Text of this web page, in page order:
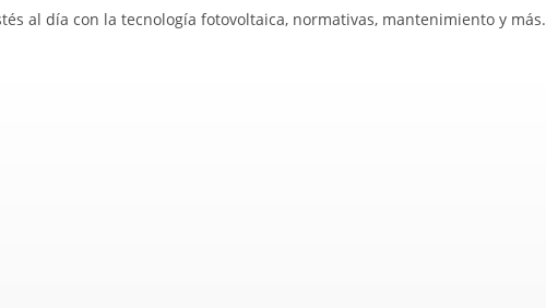
al día con la tecnología fotovoltaica, normativas, mantenimiento y más.